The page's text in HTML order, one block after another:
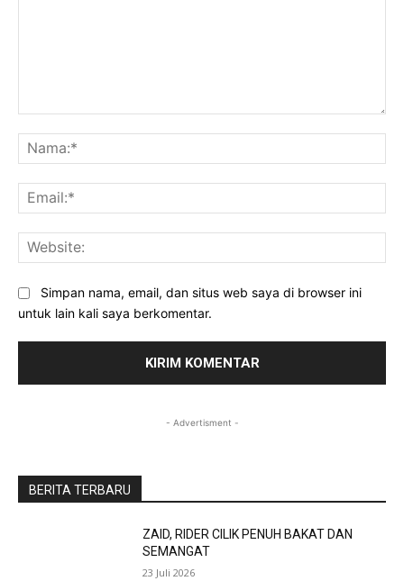
Simpan nama, email, dan situs web saya di browser ini
untuk lain kali saya berkomentar.
- Advertisment -
BERITA TERBARU
ZAID, RIDER CILIK PENUH BAKAT DAN
SEMANGAT
23 Juli 2026